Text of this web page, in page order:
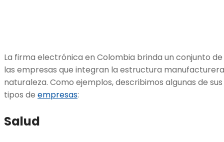
La firma electrónica en Colombia brinda un conjunto
las empresas que integran la estructura
naturaleza. Como ejemplos, describimos algunas de
tipos de empresas:
Salud